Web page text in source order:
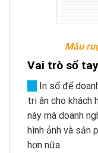
Mẫu
Vai trò sổ
In sổ để
tri ân cho khách
này mà doanh
hình ảnh và sản
hơn nữa.